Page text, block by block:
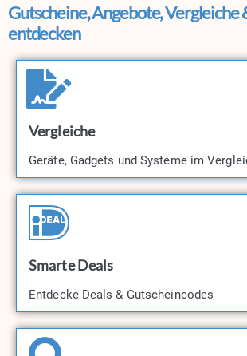
Gutscheine, Angebote, Vergleiche
entdecken
Vergleiche
Geräte, Gadgets und Systeme im
Smarte Deals
Entdecke Deals & Gutscheincodes​